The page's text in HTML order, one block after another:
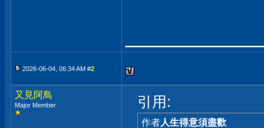
2026-06-04, 06:34 AM #2
又見阿鳥
Major Member 引用:
作者人生得意須盡歡